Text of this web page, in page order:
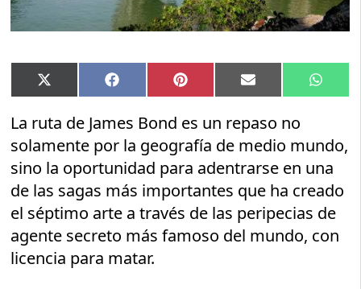
Compartir
en
X
(Twitter)
Compartir
en
Facebook Compartir
en
Pinterest Compartir
en
Email
en
La ruta de James Bond es un repaso no
solamente por la geografía de medio mundo,
sino la oportunidad para adentrarse en una
de las sagas más importantes que ha creado
el séptimo arte a través de las peripecias de
agente secreto más famoso del mundo, con
licencia para matar.